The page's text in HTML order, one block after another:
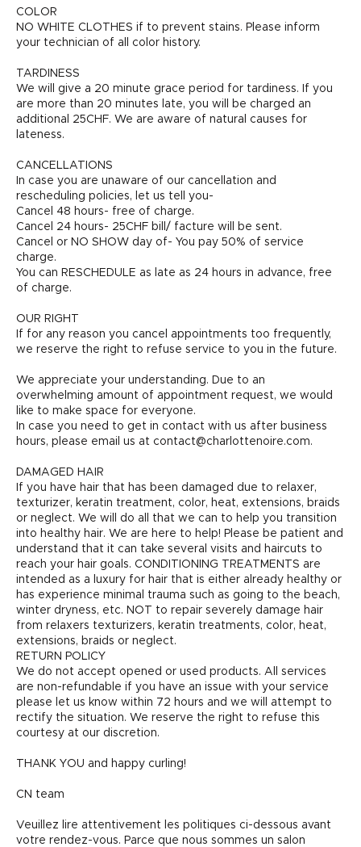
COLOR
NO WHITE CLOTHES if to prevent stains. Please inform
your technician of all color history.
TARDINESS
We will give a 20 minute grace period for tardiness. If you
are more than 20 minutes late, you will be charged an
additional 25CHF. We are aware of natural causes for
lateness.
CANCELLATIONS
In case you are unaware of our cancellation and
rescheduling policies, let us tell you-
Cancel 48 hours- free of charge.
Cancel 24 hours- 25CHF bill/ facture will be sent.
Cancel or NO SHOW day of- You pay 50% of service
charge.
You can RESCHEDULE as late as 24 hours in advance, free
of charge.
OUR RIGHT
If for any reason you cancel appointments too frequently,
we reserve the right to refuse service to you in the future.
We appreciate your understanding. Due to an
overwhelming amount of appointment request, we would
like to make space for everyone.
In case you need to get in contact with us after business
hours, please email us at contact@charlottenoire.com.
DAMAGED HAIR
If you have hair that has been damaged due to relaxer,
texturizer, keratin treatment, color, heat, extensions, braids
or neglect. We will do all that we can to help you transition
into healthy hair. We are here to help! Please be patient and
understand that it can take several visits and haircuts to
reach your hair goals. CONDITIONING TREATMENTS are
intended as a luxury for hair that is either already healthy or
has experience minimal trauma such as going to the beach,
winter dryness, etc. NOT to repair severely damage hair
from relaxers texturizers, keratin treatments, color, heat,
extensions, braids or neglect.
RETURN POLICY
We do not accept opened or used products. All services
are non-refundable if you have an issue with your service
please let us know within 72 hours and we will attempt to
rectify the situation. We reserve the right to refuse this
courtesy at our discretion.
THANK YOU and happy curling!
CN team
Veuillez lire attentivement les politiques ci-dessous avant
votre rendez-vous. Parce que nous sommes un salon